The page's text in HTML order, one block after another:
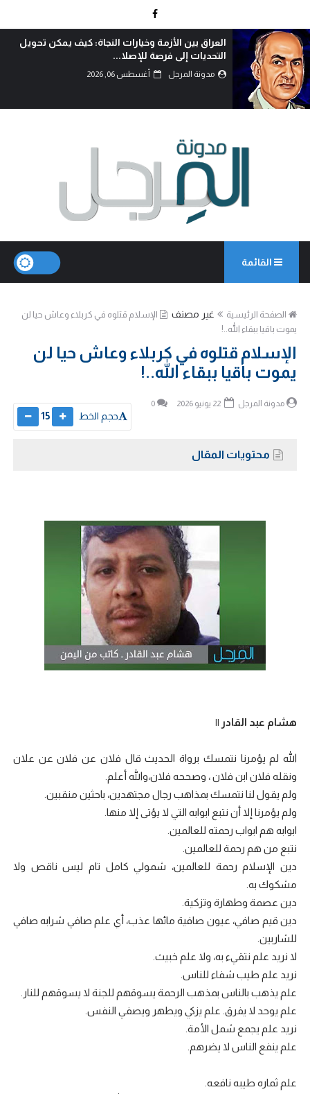
الوطنجية… عندما يُستغل علم العراق لإثارة الفتنة..!
مدونة المرجل أغسطس 06, 2026
القائمة
الصفحة الرئيسية غير مصنف
الإسلام قتلوه في كربلاء وعاش حيا لن
يموت باقيا ببقاء الله..!
الإسلام قتلوه في كربلاء وعاش حيا لن
يموت باقيا ببقاء الله..!
مدونة المرجل 0
حجم الخط 15
محتويات المقال
هشام عبد القادر ||
الله لم يؤمرنا نتمسك برواة الحديث قال فلان عن فلان عن علان
ونقله فلان ابن فلان ، وصححه فلان،والله أعلم.
ولم يقول لنا نتمسك بمذاهب رجال مجتهدين، باحثين منقبين.
ولم يؤمرنا إلا أن نتبع ابوابه التي لا يؤتى إلا منها.
ابوابه هم ابواب رحمته للعالمين.
نتبع من هم رحمة للعالمين.
دين الإسلام رحمة للعالمين، شمولي كامل تام ليس ناقص ولا
مشكوك به.
دين عصمة وطهارة وتزكية.
دين قيم صافي، عيون صافية مائها عذب، أي علم صافي شرابه صافي
للشاربين.
لا نريد علم نتقيء به، ولا علم خبيث.
نريد علم طيب شفاء للناس.
علم يذهب بالناس بمذهب الرحمة يسوقهم للجنة لا يسوقهم للنار.
علم يوحد لا يفرق. علم يزكي ويطهر ويصفي النفس.
نريد علم يجمع شمل الأمة.
علم ينفع الناس لا يضرهم.
علم ثماره طيبه نافعه.